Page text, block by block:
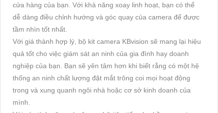
cửa hàng của bạn. Với khả năng xoay linh hoạt, bạn có thể
dễ dàng điều chỉnh hướng và góc quay của camera để được
tầm nhìn tốt nhất.
Với giá thành hợp lý, bộ kit camera KBvision sẽ mang lại hiệu
quả tốt cho việc giám sát an ninh của gia đình hay doanh
nghiệp của bạn. Bạn sẽ yên tâm hơn khi biết rằng có một hệ
thống an ninh chất lượng đặt mắt trông coi mọi hoạt động
trong và xung quanh ngôi nhà hoặc cơ sở kinh doanh của
mình.